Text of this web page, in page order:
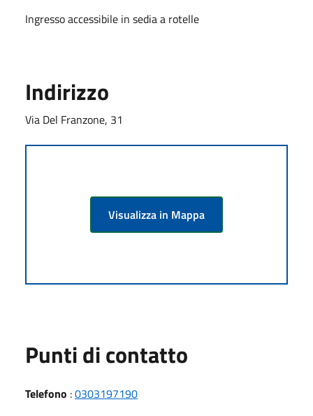
Ingresso accessibile in sedia a rotelle
Indirizzo
Via Del Franzone, 31
Visualizza in Mappa
Punti di contatto
Telefono :0303197190